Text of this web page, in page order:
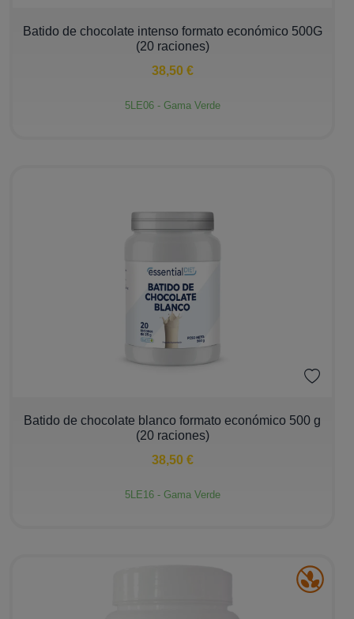
− +
Batido de chocolate intenso formato económico 500G
(20 raciones)
38,50 €
5LE06 - Gama Verde
− +
Batido de chocolate blanco formato económico 500 g
(20 raciones)
38,50 €
5LE16 - Gama Verde